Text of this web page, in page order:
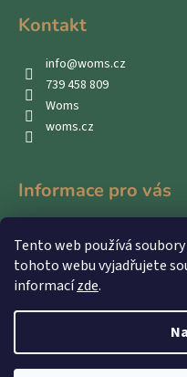
Tento web používá
tohoto webu vyjadřujete
informacízde.
Kontakt
info@woms.cz
739 458 809
Woms
woms.cz
Informace pro vás
Obchodní podmínky
Podmínky ochrany osobních